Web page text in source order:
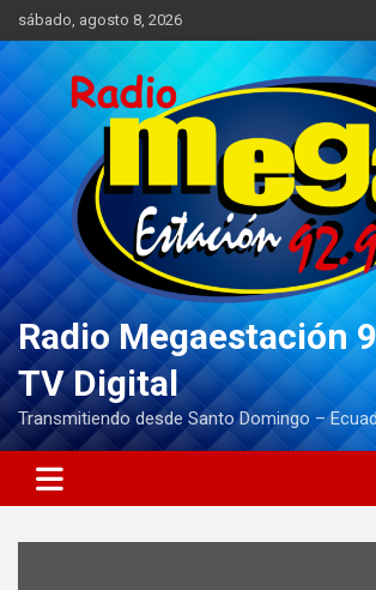
Saltar
al
contenido
sábado, agosto 8, 2026
Radio Megaestación
TV Digital
Transmitiendo desde Santo Domingo –